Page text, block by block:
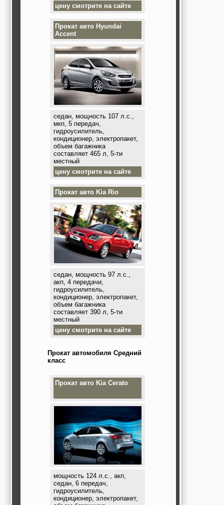
цену смотрите на сайте
Прокат авто Hyundai
Accent
седан, мощность 107 л.с.,
мкп, 5 передач,
гидроусилитель,
кондиционер, электропакет,
объем багажника
составляет 465 л, 5-ти
местный
цену смотрите на сайте
Прокат авто Kia Rio
седан, мощность 97 л.с.,
акп, 4 передачи,
гидроусилитель,
кондиционер, электропакет,
объем багажника
составляет 390 л, 5-ти
местный
цену смотрите на сайте
Прокат автомобиля Средний
класс
Прокат авто Kia Cerato
мощность 124 л.с., акп,
седан, 6 передач,
гидроусилитель,
кондиционер, электропакет,